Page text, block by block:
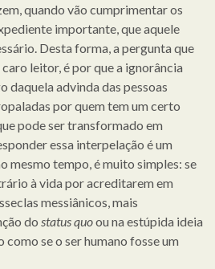
quando vão cumprimentar os
importante, que aquele
Desta forma, a pergunta que
leitor, é por que a ignorância
daquela advinda das pessoas
por quem tem um certo
pode ser transformado em
essa interpelação é um
mesmo tempo, é muito simples: se
à vida por acreditarem em
messiânicos, mais
do status quoou na estúpida ideia
como se o ser humano fosse um